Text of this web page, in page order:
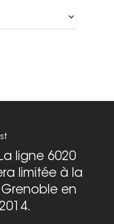
ligne 6020
limitée à la
en